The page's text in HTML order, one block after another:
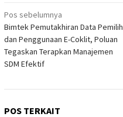
Navigasi
pos
Pos sebelumnya
Bimtek Pemutakhiran Data Pemilih
dan Penggunaan E-Coklit, Poluan
Tegaskan Terapkan Manajemen
SDM Efektif
POS TERKAIT